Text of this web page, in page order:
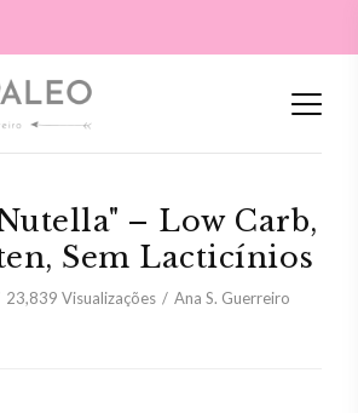
– Low Carb,
Sem Lacticínios
23,839 Visualizações Ana S. Guerreiro